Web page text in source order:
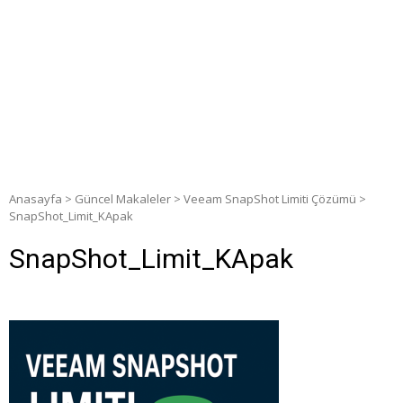
Anasayfa > Güncel Makaleler > Veeam SnapShot Limiti Çözümü >
SnapShot_Limit_KApak
SnapShot_Limit_KApak